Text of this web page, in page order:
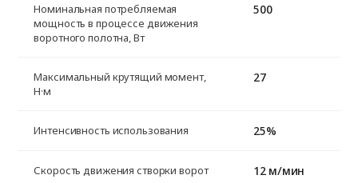
Номинальная потребляемая
мощность в процессе движения
воротного полотна, Вт
500
Максимальный крутящий момент,
Н·м
27
Интенсивность использования 25%
Скорость движения створки ворот 12 м/мин